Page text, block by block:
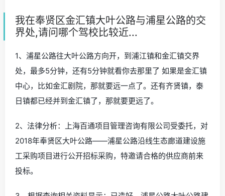
我在奉贤区金汇镇大叶公路与浦星公路的交
界处,请问哪个驾校比较近...
1、浦星公路往大叶公路方向开，到浦江镇和金汇镇交界
处，最多5分钟，还有5分钟就看你去那里了 如果是金汇镇
中心，比如金汇剧院，那就要远一点了。还有齐贤镇，泰
日镇都已经并到金汇镇了，那就要更远了。
2、法律分析：上海百通项目管理咨询有限公司受委托，对
2018年奉贤区大叶公路——浦星公路沿线生态廊道建设施
工采购项目进行公开招标采购，特邀请合格的供应商前来
投标。